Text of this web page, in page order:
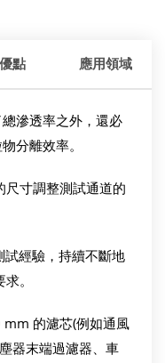
優點 應用領域
滲透率之外，還必
分離效率。
尺寸調整測試通道的
經驗，持續不斷地
。
的濾芯(例如通風
器末端過濾器、車